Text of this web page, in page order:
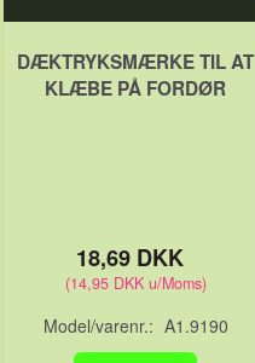
DÆKTRYKSMÆRKE TIL AT
KLÆBE PÅ FORDØR
18,69 DKK
(14,95 DKKu/Moms)
Model/varenr.: A1.9190